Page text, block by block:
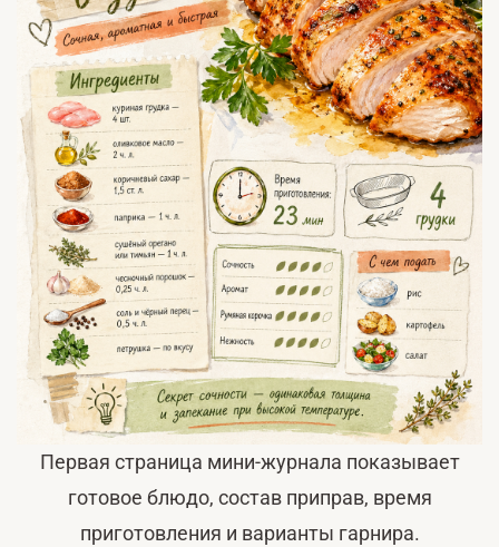
Первая страница мини-журнала показывает
готовое блюдо, состав приправ, время
приготовления и варианты гарнира.